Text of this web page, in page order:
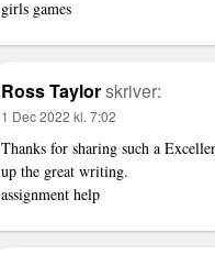
girls games
Ross Taylorskriver:
1 Dec 2022 kl. 7:02
Thanks for sharing such a
up the great writing.
assignment help